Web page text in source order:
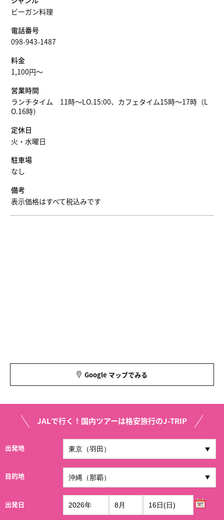
ビーガン料理
電話番号
098-943-1487
料金
1,100円～
営業時間
ランチタイム 11時～LO.15:00、カフェタイム15時～17時（L
O.16時）
定休日
火・水曜日
駐車場
なし
備考
表示価格はすべて税込みです
Google マップでみる
JALで行く！国内ツアーは格安旅行のJ-TRIP
出発地
目的地
出発日